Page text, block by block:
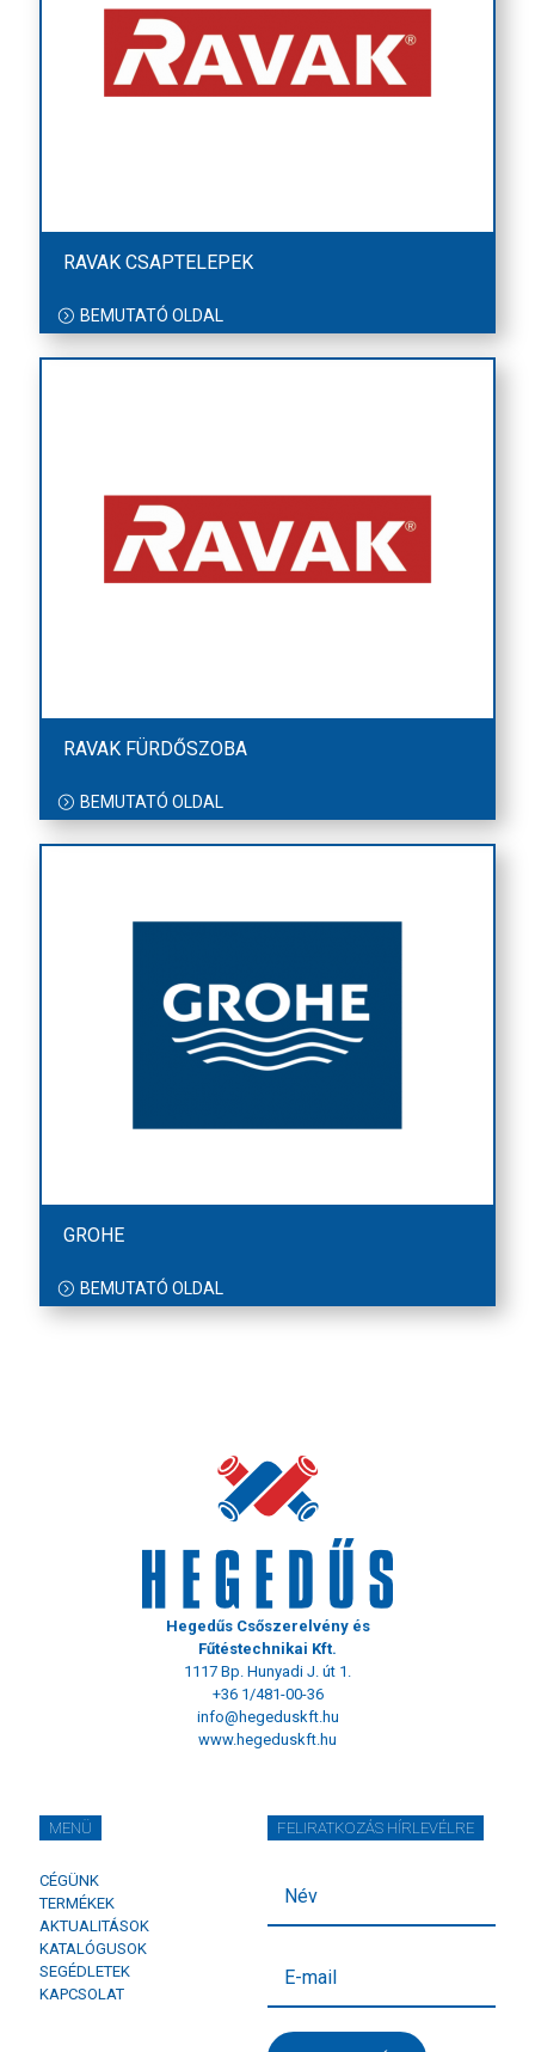
RAVAK CSAPTELEPEK
BEMUTATÓ OLDAL
RAVAK FÜRDŐSZOBA
BEMUTATÓ OLDAL
GROHE
BEMUTATÓ OLDAL
Hegedűs Csőszerelvény és
Fűtéstechnikai Kft.
1117 Bp. Hunyadi J. út 1.
+36 1/481-00-36
info@hegeduskft.hu
www.hegeduskft.hu
FELIRATKOZÁS HÍRLEVÉLRE
MENÜ
CÉGÜNK
TERMÉKEK
AKTUALITÁSOK
KATALÓGUSOK
SEGÉDLETEK
KAPCSOLAT